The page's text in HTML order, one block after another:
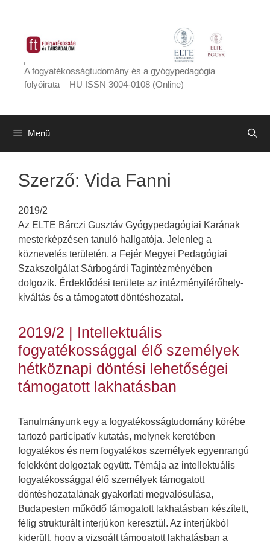
tartalomba
A fogyatékosságtudomány és a gyógypedagógia
folyóirata – HU ISSN 3004-0108 (Online)
Menü
Szerző: Vida Fanni
2019/2
Az ELTE Bárczi Gusztáv Gyógypedagógiai Karának
mesterképzésen tanuló hallgatója. Jelenleg a
köznevelés területén, a Fejér Megyei Pedagógiai
Szakszolgálat Sárbogárdi Tagintézményében
dolgozik. Érdeklődési területe az intézményiférőhely-
kiváltás és a támogatott döntéshozatal.
2019/2 | Intellektuális
fogyatékossággal élő személyek
hétköznapi döntési lehetőségei
támogatott lakhatásban
Tanulmányunk egy a fogyatékosságtudomány körébe
tartozó participatív kutatás, melynek keretében
fogyatékos és nem fogyatékos személyek egyenrangú
felekként dolgoztak együtt. Témája az intellektuális
fogyatékossággal élő személyek támogatott
döntéshozatalának gyakorlati megvalósulása,
Budapesten működő támogatott lakhatásban készített,
félig strukturált interjúkon keresztül. Az interjúkból
kiderült, hogy a vizsgált támogatott lakhatásban a